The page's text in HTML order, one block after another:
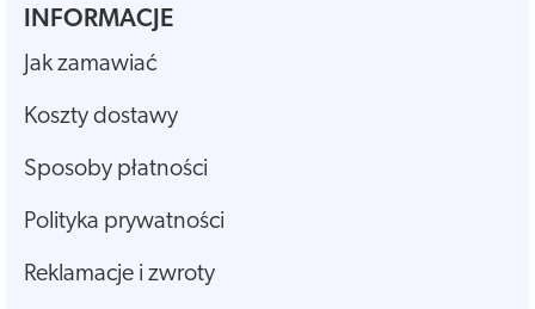
INFORMACJE
Jak zamawiać
Koszty dostawy
Sposoby płatności
Polityka prywatności
Reklamacje i zwroty